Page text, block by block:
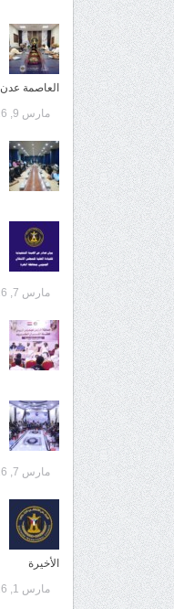
العاصمة عدن
مارس 9, 2026
مارس 7, 2026
مارس 7, 2026
الأخيرة
مارس 1, 2026